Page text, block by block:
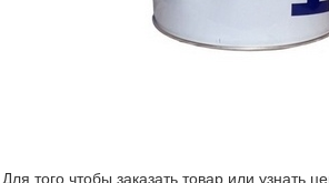
Для того чтобы заказать товар или